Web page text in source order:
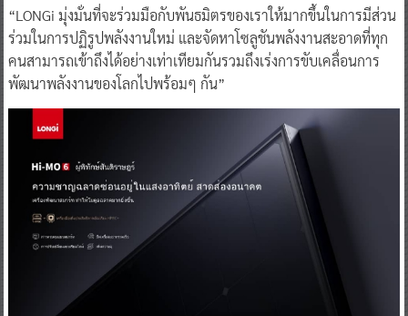
“LONGi มุ่งมั่นที่จะร่วมมือกับพันธมิตรของเราให้มากขึ้นในการมีส่วน
ร่วมในการปฏิรูปพลังงานใหม่ และจัดหาโซลูชันพลังงานสะอาดที่ทุก
คนสามารถเข้าถึงได้อย่างเท่าเทียมกันรวมถึงเร่งการขับเคลื่อนการ
พัฒนาพลังงานของโลกไปพร้อมๆ กัน”